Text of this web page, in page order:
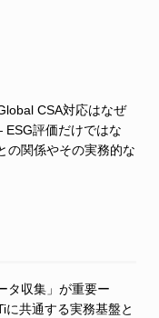
CSA対応はなぜ
評価だけではな
の関係やその実務的な
タ収集」が重要ー
に共通する実務基盤と